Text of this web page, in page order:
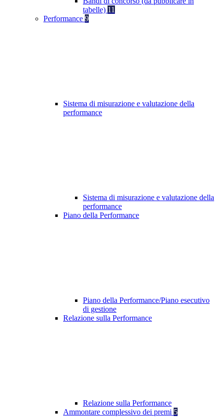
tabelle) 11
Performance 9
Sistema di misurazione e valutazione della
performance
Sistema di misurazione e valutazione della
performance
Piano della Performance
Piano della Performance/Piano esecutivo
di gestione
Relazione sulla Performance
Relazione sulla Performance
Ammontare complessivo dei premi 5